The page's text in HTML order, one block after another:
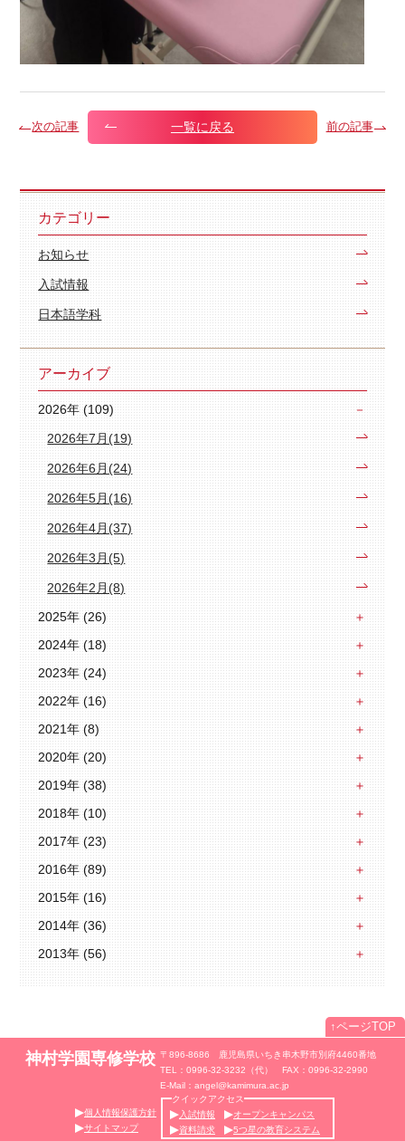
次の記事 一覧に戻る 前の記事
カテゴリー
お知らせ
入試情報
日本語学科
アーカイブ
2026年 (109)
2026年7月(19)
2026年6月(24)
2026年5月(16)
2026年4月(37)
2026年3月(5)
2026年2月(8)
2025年 (26)
2024年 (18)
2023年 (24)
2022年 (16)
2021年 (8)
2020年 (20)
2019年 (38)
2018年 (10)
2017年 (23)
2016年 (89)
2015年 (16)
2014年 (36)
2013年 (56)
↑ページTOP
神村学園専修学校 〒896-8686 鹿児島県いちき串木野市別府4460番地
TEL：0996-32-3232（代） FAX：0996-32-2990
E-Mail：angel@kamimura.ac.jp
個人情報保護方針
サイトマップ
クイックアクセス
入試情報
オープンキャンパス
資料請求
5つ星の教育システム